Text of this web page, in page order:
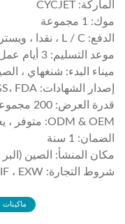
الماركة: CYCJET
موك: 1 مجموعة
الدفع: L / C ، نقدا ، ويسترن يونيون ، T / T ، باي بال
موعد التسليم: 3 أيام عمل
ميناء البدء: شنغهاي ،
إصدار الشهادات: CE، SGS، FDA
قدرة العرض: 200 مجموعات شهريا
ODM & OEM: متوفر ، يعتمد على كمية البيع السنوية
الضمان: 1 سنة
مكان المنشأ: الصين
شروط التجارة: FOB ، CNF ، CIF ، EXW